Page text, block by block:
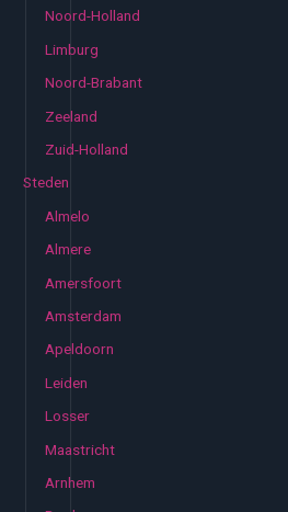
Noord-Holland
Limburg
Noord-Brabant
Zeeland
Zuid-Holland
Steden
Almelo
Almere
Amersfoort
Amsterdam
Apeldoorn
Leiden
Losser
Maastricht
Arnhem